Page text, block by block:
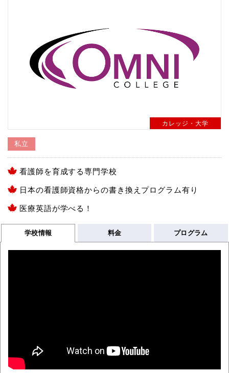
カレッジ・大学
私立
看護師を育成する専門学校
日本の看護師資格からの書き換えプログラム有り
医療英語が学べる！
学校情報 料金 プログラム